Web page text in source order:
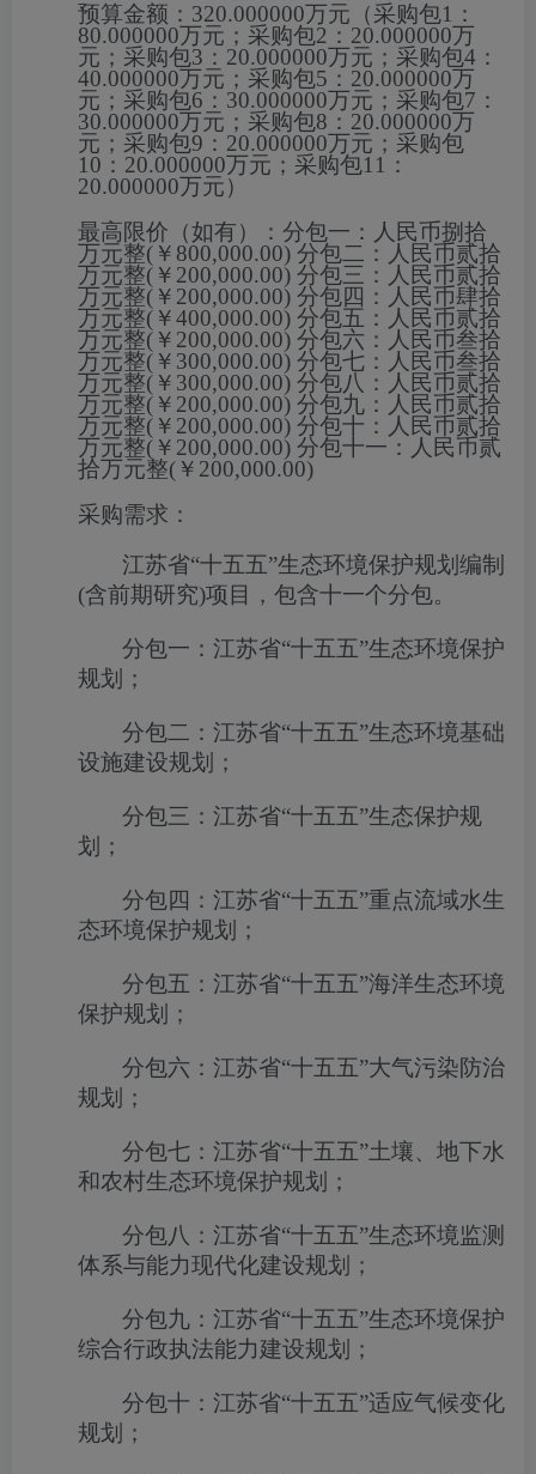
预算金额： 320.000000万元（采购包1：
80.000000万元；采购包2：20.000000万
元；采购包3：20.000000万元；采购包4：
40.000000万元；采购包5：20.000000万
元；采购包6：30.000000万元；采购包7：
30.000000万元；采购包8：20.000000万
元；采购包9：20.000000万元；采购包
10：20.000000万元；采购包11：
20.000000万元）
最高限价（如有）： 分包一：人民币捌拾
万元整(￥800,000.00) 分包二：人民币贰拾
万元整(￥200,000.00) 分包三：人民币贰拾
万元整(￥200,000.00) 分包四：人民币肆拾
万元整(￥400,000.00) 分包五：人民币贰拾
万元整(￥200,000.00) 分包六：人民币叁拾
万元整(￥300,000.00) 分包七：人民币叁拾
万元整(￥300,000.00) 分包八：人民币贰拾
万元整(￥200,000.00) 分包九：人民币贰拾
万元整(￥200,000.00) 分包十：人民币贰拾
万元整(￥200,000.00) 分包十一：人民币贰
拾万元整(￥200,000.00)
采购需求：
江苏省“十五五”生态环境保护规划编制
(含前期研究)项目，包含十一个分包。
分包一：江苏省“十五五”生态环境保护
规划；
分包二：江苏省“十五五”生态环境基础
设施建设规划；
分包三：江苏省“十五五”生态保护规
划；
分包四：江苏省“十五五”重点流域水生
态环境保护规划；
分包五：江苏省“十五五”海洋生态环境
保护规划；
分包六：江苏省“十五五”大气污染防治
规划；
分包七：江苏省“十五五”土壤、地下水
和农村生态环境保护规划；
分包八：江苏省“十五五”生态环境监测
体系与能力现代化建设规划；
分包九：江苏省“十五五”生态环境保护
综合行政执法能力建设规划；
分包十：江苏省“十五五”适应气候变化
规划；